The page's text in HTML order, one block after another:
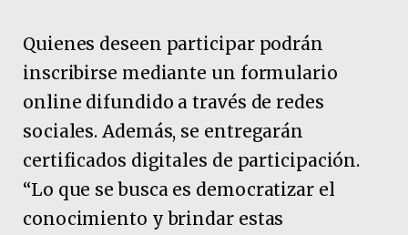
Quienes deseen participar podrán
inscribirse mediante un formulario
online difundido a través de redes
sociales. Además, se entregarán
certificados digitales de participación.
“Lo que se busca es democratizar el
conocimiento y brindar estas